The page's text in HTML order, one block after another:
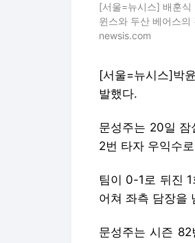
[서울=뉴시스] 배훈
윈스와 두산 베어스
newsis.com
[서울=뉴시스]박
발했다.
문성주는 20일 잠
2번 타자 우익수
팀이 0-1로 뒤진
어쳐 좌측 담장을
문성주는 시즌